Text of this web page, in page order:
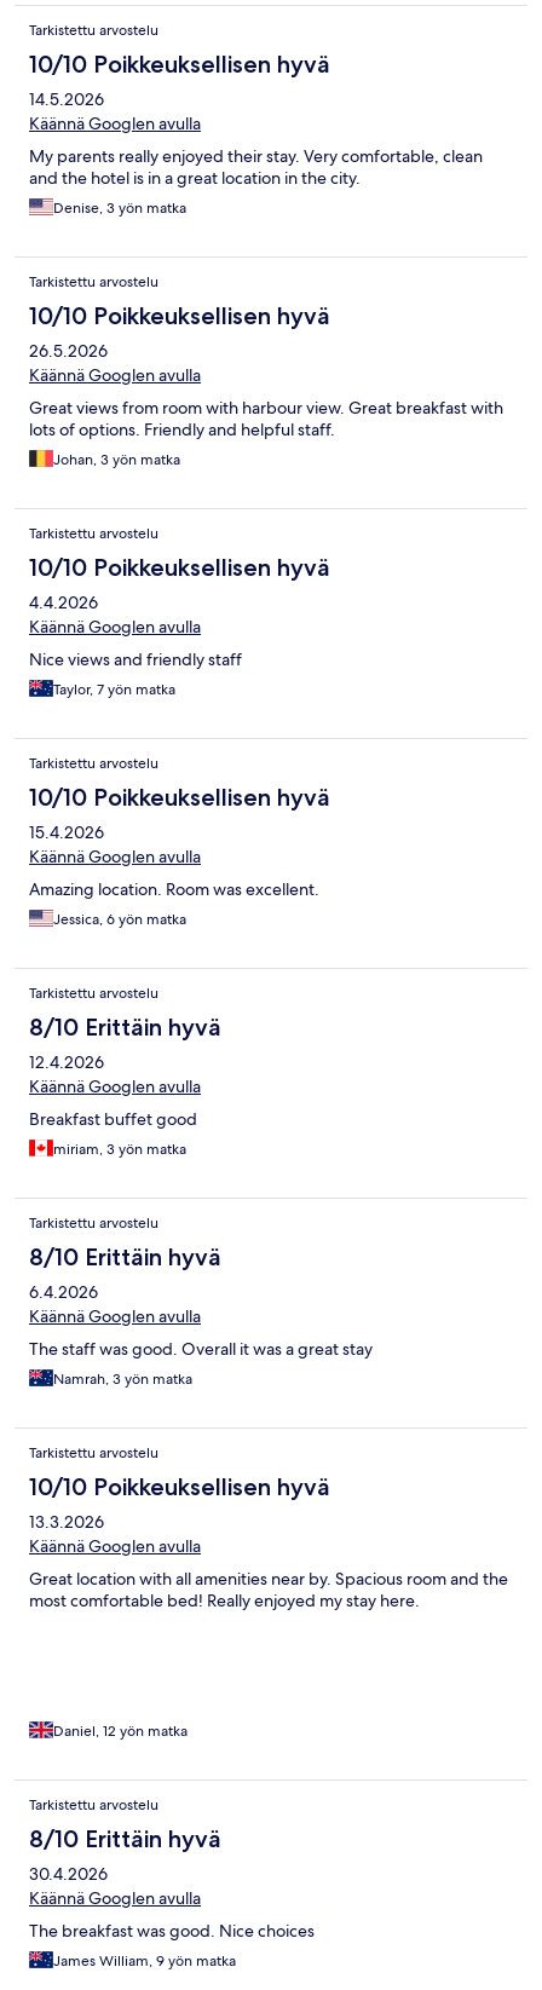
Tarkistettu arvostelu
10/10 Poikkeuksellisen hyvä
14.5.2026
Käännä Googlen avulla
My parents really enjoyed their stay. Very comfortable, clean
and the hotel is in a great location in the city.
Denise, 3 yön matka
Tarkistettu arvostelu
10/10 Poikkeuksellisen hyvä
26.5.2026
Käännä Googlen avulla
Great views from room with harbour view. Great breakfast with
lots of options. Friendly and helpful staff.
Johan, 3 yön matka
Tarkistettu arvostelu
10/10 Poikkeuksellisen hyvä
4.4.2026
Käännä Googlen avulla
Nice views and friendly staff
Taylor, 7 yön matka
Tarkistettu arvostelu
10/10 Poikkeuksellisen hyvä
15.4.2026
Käännä Googlen avulla
Amazing location. Room was excellent.
Jessica, 6 yön matka
Tarkistettu arvostelu
8/10 Erittäin hyvä
12.4.2026
Käännä Googlen avulla
Breakfast buffet good
miriam, 3 yön matka
Tarkistettu arvostelu
8/10 Erittäin hyvä
6.4.2026
Käännä Googlen avulla
The staff was good. Overall it was a great stay
Namrah, 3 yön matka
Tarkistettu arvostelu
10/10 Poikkeuksellisen hyvä
13.3.2026
Käännä Googlen avulla
Great location with all amenities near by. Spacious room and the
most comfortable bed! Really enjoyed my stay here.
Daniel, 12 yön matka
Tarkistettu arvostelu
8/10 Erittäin hyvä
30.4.2026
Käännä Googlen avulla
The breakfast was good. Nice choices
James William, 9 yön matka